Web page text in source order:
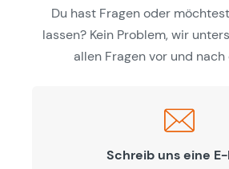
Du hast Fragen oder
lassen? Kein Problem, wir
allen Fragen vor und nach
Schreib uns eine